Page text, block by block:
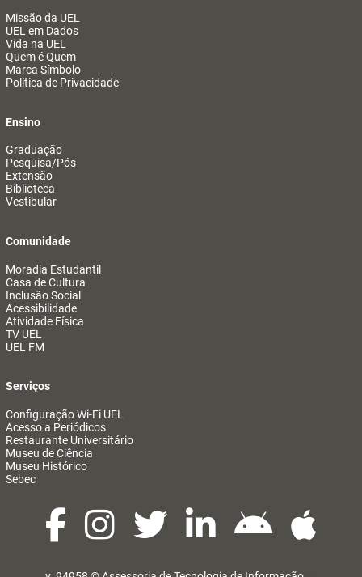
Missão da UEL
UEL em Dados
Vida na UEL
Quem é Quem
Marca Símbolo
Política de Privacidade
Ensino
Graduação
Pesquisa/Pós
Extensão
Biblioteca
Vestibular
Comunidade
Moradia Estudantil
Casa de Cultura
Inclusão Social
Acessibilidade
Atividade Física
TV UEL
UEL FM
Serviços
Configuração Wi-Fi UEL
Acesso a Periódicos
Restaurante Universitário
Museu de Ciência
Museu Histórico
Sebec